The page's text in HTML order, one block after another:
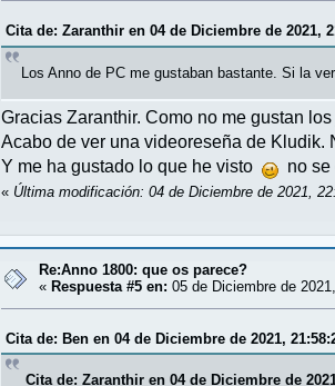
Cita de: Zaranthir en 04 de Diciembre de 2021,
Los Anno de PC me gustaban bastante. Si la
Gracias Zaranthir. Como no me gustan
Acabo de ver una videoreseña de Kludik.
Y me ha gustado lo que he visto
no se
« Última modificación: 04 de Diciembre de 2021,
Re:Anno 1800: que os parece?
« Respuesta #5 en: 05 de Diciembre de
Cita de: Ben en 04 de Diciembre de 2021,
Cita de: Zaranthir en 04 de Diciembre de